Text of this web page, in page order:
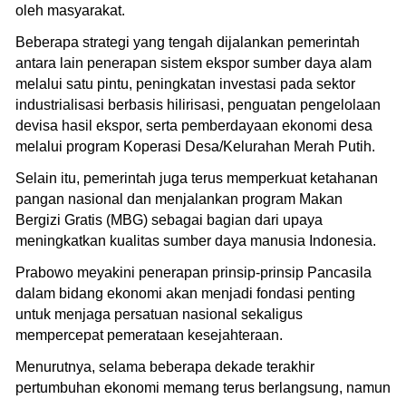
oleh masyarakat.
Beberapa strategi yang tengah dijalankan pemerintah
antara lain penerapan sistem ekspor sumber daya alam
melalui satu pintu, peningkatan investasi pada sektor
industrialisasi berbasis hilirisasi, penguatan pengelolaan
devisa hasil ekspor, serta pemberdayaan ekonomi desa
melalui program Koperasi Desa/Kelurahan Merah Putih.
Selain itu, pemerintah juga terus memperkuat ketahanan
pangan nasional dan menjalankan program Makan
Bergizi Gratis (MBG) sebagai bagian dari upaya
meningkatkan kualitas sumber daya manusia Indonesia.
Prabowo meyakini penerapan prinsip-prinsip Pancasila
dalam bidang ekonomi akan menjadi fondasi penting
untuk menjaga persatuan nasional sekaligus
mempercepat pemerataan kesejahteraan.
Menurutnya, selama beberapa dekade terakhir
pertumbuhan ekonomi memang terus berlangsung, namun